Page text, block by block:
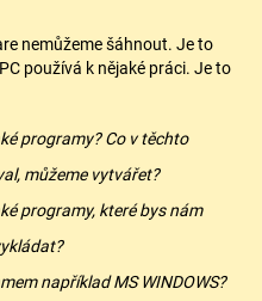
nemůžeme šáhnout. Je to
používá k nějaké práci. Je to
programy? Co v těchto
můžeme vytvářet?
programy, které bys nám
například MS WINDOWS?